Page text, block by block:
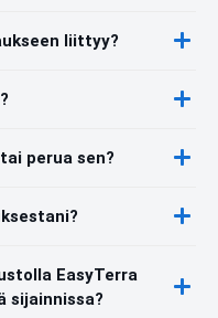
liittyy?
perua sen?
EasyTerra
sijainnissa?